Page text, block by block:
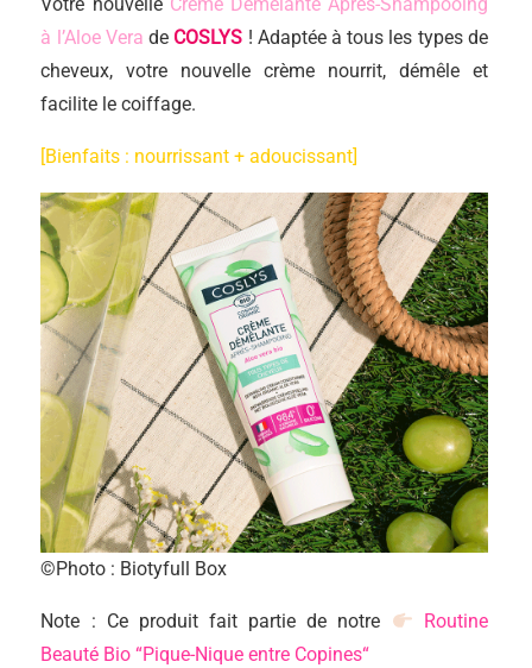
Votre nouvelle Crème Démêlante Après-Shampooing
à l’Aloe Vera de COSLYS ! Adaptée à tous les types de
cheveux, votre nouvelle crème nourrit, démêle et
facilite le coiffage.
[Bienfaits : nourrissant + adoucissant]
©Photo : Biotyfull Box
Note : Ce produit fait partie de notre
Routine
Beauté Bio “Pique-Nique entre Copines“